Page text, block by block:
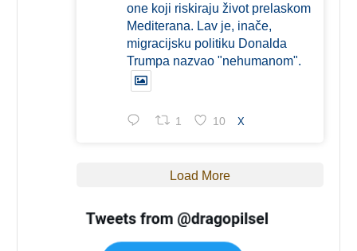
one koji riskiraju život prelaskom
Mediterana. Lav je, inače,
migracijsku politiku Donalda
Trumpa nazvao "nehumanom".
1 10 X
Load More